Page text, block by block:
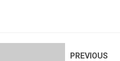
PREVIOUS